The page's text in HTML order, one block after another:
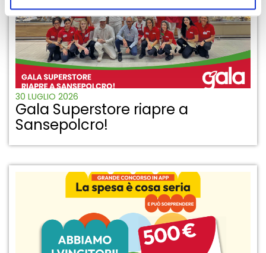
30 LUGLIO 2026
Gala Superstore riapre a
Sansepolcro!